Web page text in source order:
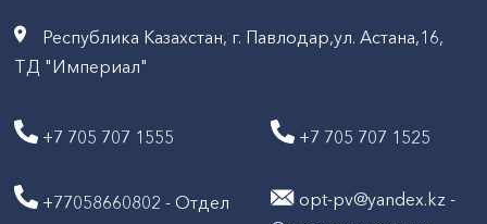
Республика Казахстан, г. Павлодар,ул. Астана,16,
ТД "Империал"
+7 705 707 1555 +7 705 707 1525
+77058660802 - Отдел
opt-pv@yandex.kz -